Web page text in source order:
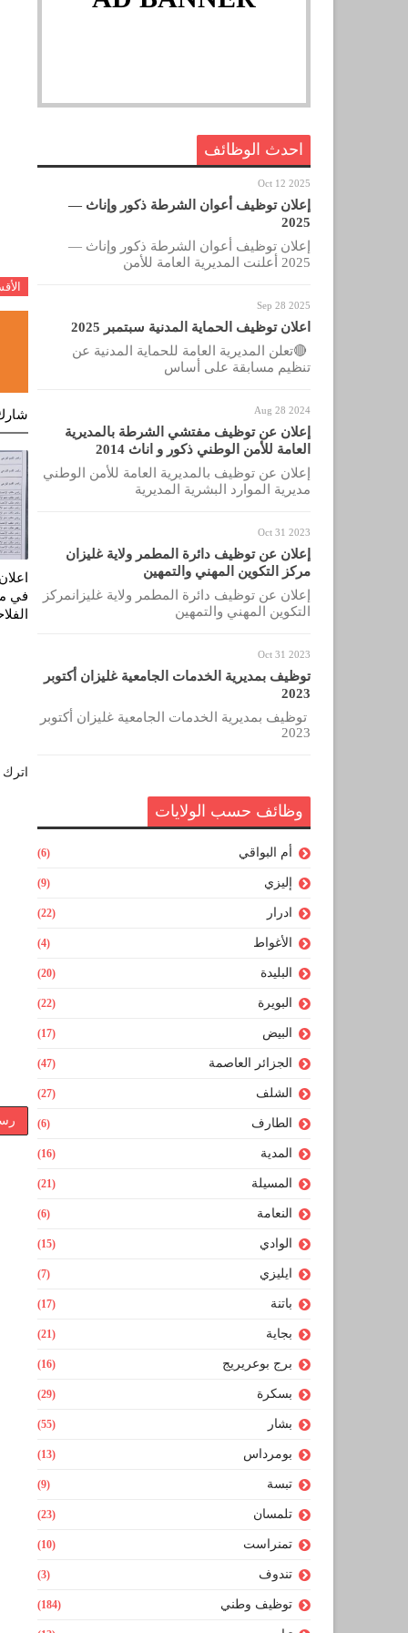
احدث الوظائف
Oct 12 2025
إعلان توظيف أعوان الشرطة ذكور وإناث —
2025
إعلان توظيف أعوان الشرطة ذكور وإناث —
2025 أعلنت المديرية العامة للأمن
Sep 28 2025
اعلان توظيف الحماية المدنية سبتمبر 2025
🔴تعلن المديرية العامة للحماية المدنية عن
تنظيم مسابقة على أساس
Aug 28 2024
إعلان عن توظيف مفتشي الشرطة بالمديرية
العامة للأمن الوطني ذكور و اناث 2014
إعلان عن توظيف بالمديرية العامة للأمن الوطني
مديرية الموارد البشرية المديرية
Oct 31 2023
إعلان عن توظيف دائرة المطمر ولاية غليزان
مركز التكوين المهني والتمهين
إعلان عن توظيف دائرة المطمر ولاية غليزانمركز
التكوين المهني والتمهين
Oct 31 2023
توظيف بمديرية الخدمات الجامعية غليزان أكتوبر
2023
توظيف بمديرية الخدمات الجامعية غليزان أكتوبر
2023
وظائف حسب الولايات
أم البواقي (6)
إليزي (9)
ادرار (22)
الأغواط (4)
البليدة (20)
البويرة (22)
البيض (17)
الجزائر العاصمة (47)
الشلف (27)
الطارف (6)
المدية (16)
المسيلة (21)
النعامة (6)
الوادي (15)
ايليزي (7)
باتنة (17)
بجاية (21)
برج بوعريريج (16)
بسكرة (29)
بشار (55)
بومرداس (13)
تبسة (9)
تلمسان (23)
تمنراست (10)
تندوف (3)
توظيف وطني (184)
في